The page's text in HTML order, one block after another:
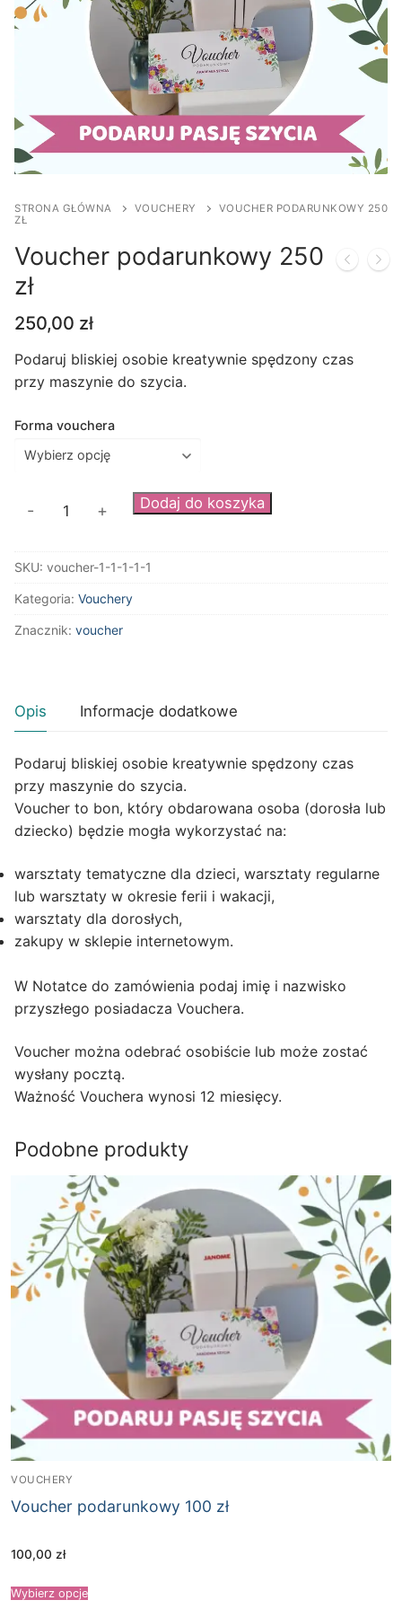
STRONA GŁÓWNA VOUCHERY
VOUCHER PODARUNKOWY 250
ZŁ
Voucher podarunkowy 250
zł
250,00 zł
Podaruj bliskiej osobie kreatywnie spędzony czas
przy maszynie do szycia.
Forma vouchera
250
zł
- + Dodaj do koszyka
SKU: voucher-1-1-1-1-1
Kategoria: Vouchery
Znacznik: voucher
Opis Informacje dodatkowe
Podaruj bliskiej osobie kreatywnie spędzony czas
przy maszynie do szycia.
Voucher to bon, który obdarowana osoba (dorosła lub
dziecko) będzie mogła wykorzystać na:
warsztaty tematyczne dla dzieci, warsztaty regularne
lub warsztaty w okresie ferii i wakacji,
warsztaty dla dorosłych,
zakupy w sklepie internetowym.
W Notatce do zamówienia podaj imię i nazwisko
przyszłego posiadacza Vouchera.
Voucher można odebrać osobiście lub może zostać
wysłany pocztą.
Ważność Vouchera wynosi 12 miesięcy.
Podobne produkty
VOUCHERY
Voucher podarunkowy 100 zł
100,00 zł
Wybierz opcje